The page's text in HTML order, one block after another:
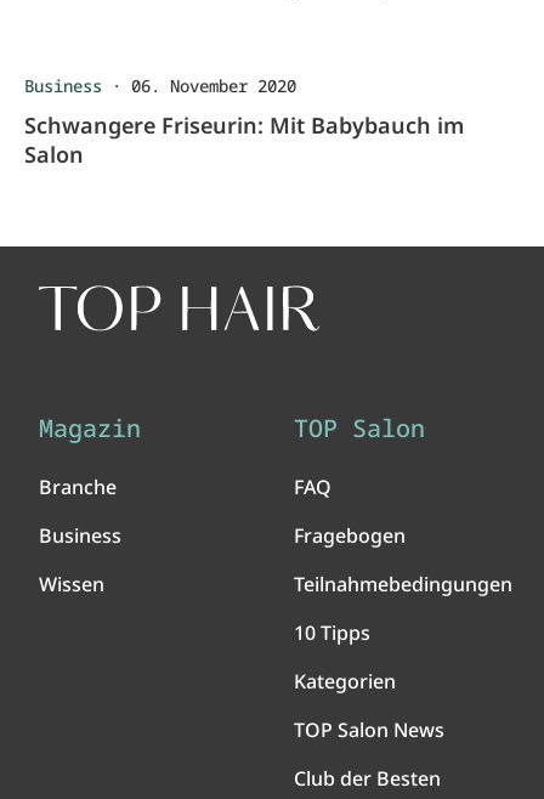
Business · 06. November 2020
Schwangere Friseurin: Mit Babybauch im
Salon
Magazin
Branche
Business
Wissen
TOP Salon
FAQ
Fragebogen
Teilnahmebedingungen
10 Tipps
Kategorien
TOP Salon News
Club der Besten